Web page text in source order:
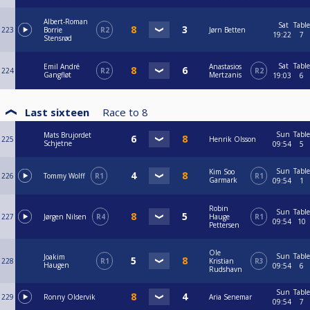
223
Albert-Roman
Borrie
Stensrød
R2 Jørn Betten
Sat
19:22
Table
7
224
Emil André
Gangfløt
R2
Anastasios
Mertzanis
R2
Sat
19:03
Table
6
Last sixteen Race to 8
225
Mats Brujordet
Schjetne
Henrik Olsson
Sun
09:54
Table
5
226 Tommy Wolff R1
Kim Soo
Garmark
R1
Sun
09:54
Table
1
227 Jørgen Nilsen R4
Robin
Hauge
Pettersen
R1
Sun
09:54
Table
10
228
Joakim
Haugen
R1
Ole
Kristian
Rudshavn
R3
Sun
09:54
Table
6
229 Ronny Oldervik Aria Senemar
Sun
09:54
Table
7